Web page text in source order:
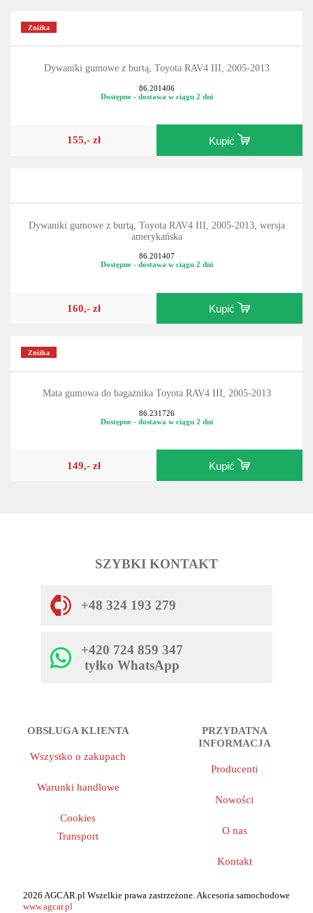
Zniżka
Dywaniki gumowe z burtą, Toyota RAV4 III, 2005-2013
86.201406
Dostępne - dostawa w ciągu 2 dni
155,- zł Kupić
Dywaniki gumowe z burtą, Toyota RAV4 III, 2005-2013, wersja
amerykańska
86.201407
Dostępne - dostawa w ciągu 2 dni
160,- zł Kupić
Zniżka
Mata gumowa do bagażnika Toyota RAV4 III, 2005-2013
86.231726
Dostępne - dostawa w ciągu 2 dni
149,- zł Kupić
SZYBKI KONTAKT
+48 324 193 279
+420 724 859 347
tyłko WhatsApp
OBSŁUGA KLIENTA
Wszystko o zakupach
Warunki handlowe
Cookies
Transport
PRZYDATNA
INFORMACJA
Producenti
Nowości
O nas
Kontakt
2026 AGCAR.pl Wszelkie prawa zastrzeżone. Akcesoria samochodowe
www.agcar.pl